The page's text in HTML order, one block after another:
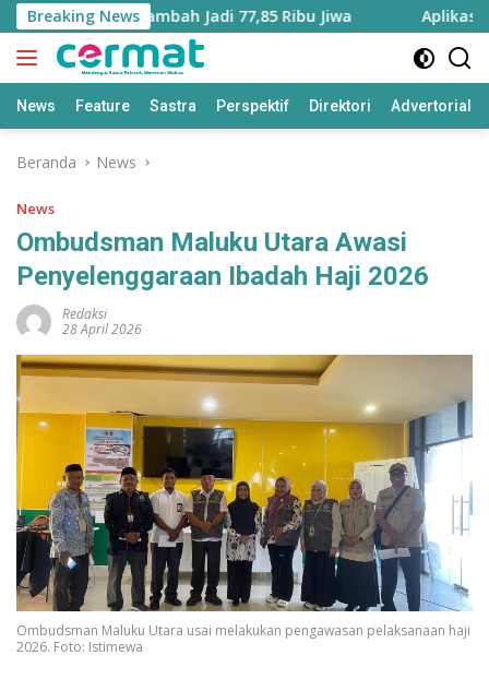
Langsung
ke
konten
Breaking News
Utara Bertambah Jadi 77,85 Ribu Jiwa Aplikasi
News Feature Sastra Perspektif Direktori Advertorial
Beranda News
News
Ombudsman Maluku Utara Awasi
Penyelenggaraan Ibadah Haji 2026
Redaksi
28 April 2026
Ombudsman Maluku Utara usai melakukan pengawasan pelaksanaan haji
2026. Foto: Istimewa